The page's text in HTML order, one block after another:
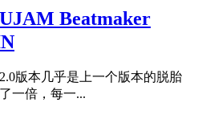
Beatmaker
版本几乎是上一个版本的脱胎
一倍，每一...